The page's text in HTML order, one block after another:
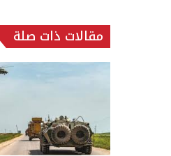
مقالات ذات صلة